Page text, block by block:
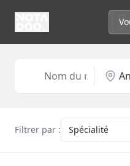
Filtrer par : Spécialité